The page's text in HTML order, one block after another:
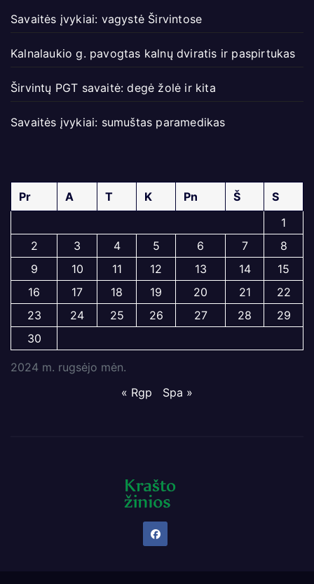
Savaitės įvykiai: vagystė Širvintose
Kalnalaukio g. pavogtas kalnų dviratis ir paspirtukas
Širvintų PGT savaitė: degė žolė ir kita
Savaitės įvykiai: sumuštas paramedikas
2024 m. rugsėjo mėn.
Pr A T K Pn Š
S
1
2
3 4 5 6 7
8
9
10 11 12 13 14
15
16
17 18 19 20 21
22
23
24 25 26 27 28
29
30
« Rgp Spa »